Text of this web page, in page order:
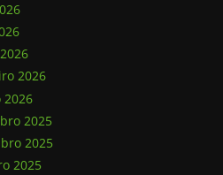
2026
2026
2025
2025
2025